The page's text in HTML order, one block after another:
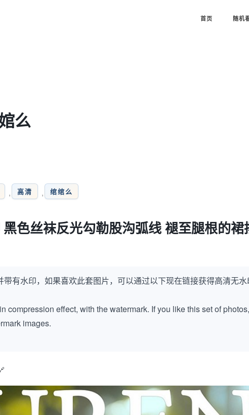
首页 随机
么
, 高清 , 绾绾么
色丝袜反光勾勒股沟弧线 褪至腿根的裙
有水印，如果喜欢此套图片，可以通过以下现在链接获得高清无
compression effect, with the watermark. If you like this set of
images.